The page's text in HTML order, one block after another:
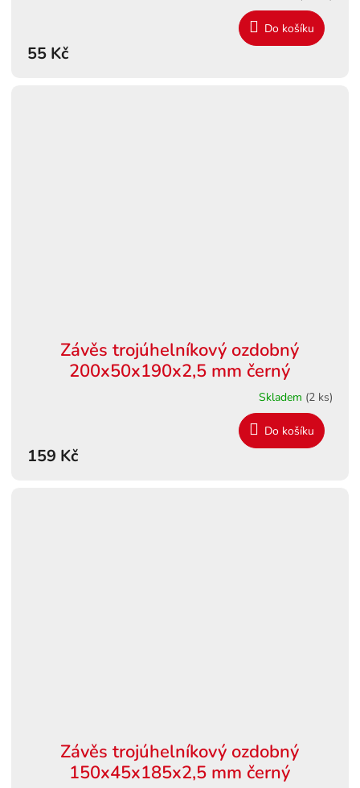
55 Kč
Do košíku
Závěs trojúhelníkový ozdobný
200x50x190x2,5 mm černý
Skladem (2 ks)
159 Kč
Do košíku
Závěs trojúhelníkový ozdobný
150x45x185x2,5 mm černý